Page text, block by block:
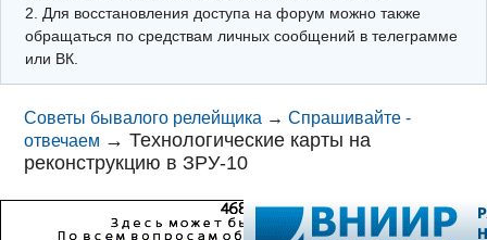
2. Для восстановления доступа на форум можно также
обращаться по средствам личных сообщений в телеграмме
или ВК.
Советы бывалого релейщика →Спрашивайте -
отвечаем →Технологические карты на
реконструкцию в ЗРУ-10